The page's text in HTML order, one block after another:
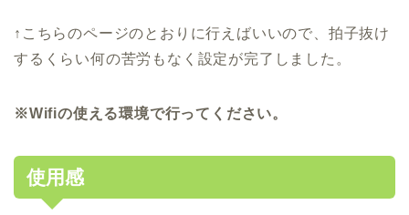
↑こちらのページのとおりに行えばいいので、拍子抜け
するくらい何の苦労もなく設定が完了しました。
※Wifiの使える環境で行ってください。
使用感